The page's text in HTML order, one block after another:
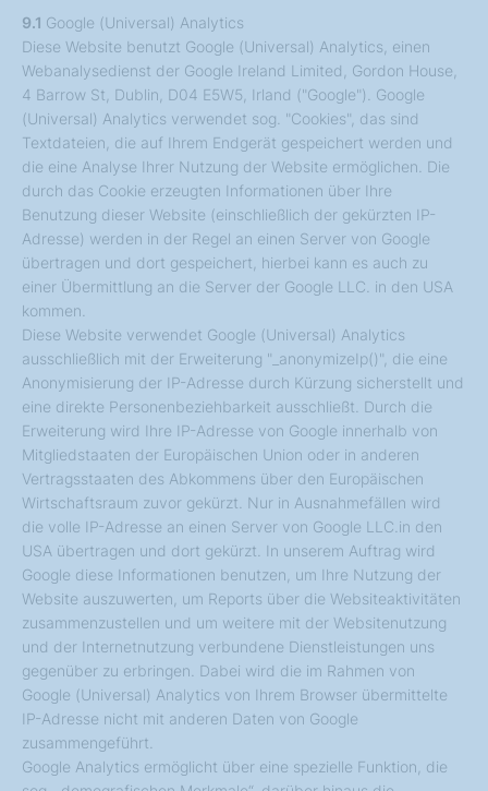
9.1 Google (Universal) Analytics
Diese Website benutzt Google (Universal) Analytics, einen
Webanalysedienst der Google Ireland Limited, Gordon House,
4 Barrow St, Dublin, D04 E5W5, Irland ("Google"). Google
(Universal) Analytics verwendet sog. "Cookies", das sind
Textdateien, die auf Ihrem Endgerät gespeichert werden und
die eine Analyse Ihrer Nutzung der Website ermöglichen. Die
durch das Cookie erzeugten Informationen über Ihre
Benutzung dieser Website (einschließlich der gekürzten IP-
Adresse) werden in der Regel an einen Server von Google
übertragen und dort gespeichert, hierbei kann es auch zu
einer Übermittlung an die Server der Google LLC. in den USA
kommen.
Diese Website verwendet Google (Universal) Analytics
ausschließlich mit der Erweiterung "_anonymizeIp()", die eine
Anonymisierung der IP-Adresse durch Kürzung sicherstellt und
eine direkte Personenbeziehbarkeit ausschließt. Durch die
Erweiterung wird Ihre IP-Adresse von Google innerhalb von
Mitgliedstaaten der Europäischen Union oder in anderen
Vertragsstaaten des Abkommens über den Europäischen
Wirtschaftsraum zuvor gekürzt. Nur in Ausnahmefällen wird
die volle IP-Adresse an einen Server von Google LLC.in den
USA übertragen und dort gekürzt. In unserem Auftrag wird
Google diese Informationen benutzen, um Ihre Nutzung der
Website auszuwerten, um Reports über die Websiteaktivitäten
zusammenzustellen und um weitere mit der Websitenutzung
und der Internetnutzung verbundene Dienstleistungen uns
gegenüber zu erbringen. Dabei wird die im Rahmen von
Google (Universal) Analytics von Ihrem Browser übermittelte
IP-Adresse nicht mit anderen Daten von Google
zusammengeführt.
Google Analytics ermöglicht über eine spezielle Funktion, die